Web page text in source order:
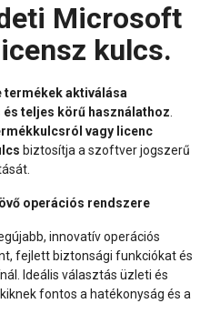
Microsoft
kulcs.
termékek aktiválása
és teljes körű használathoz
vagy licenc
biztosítja a szoftver jogszerű
operációs rendszere
innovatív operációs
fejlett biztonsági funkciókat és
Ideális választás üzleti és
fontos a hatékonyság és a